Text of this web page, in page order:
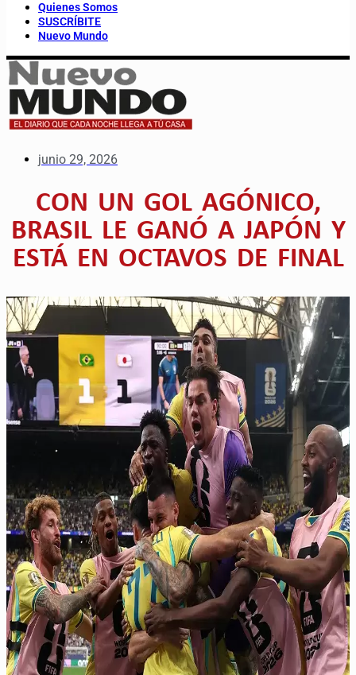
Quienes Somos
SUSCRÍBITE
Nuevo Mundo
junio 29, 2026
CON UN GOL AGÓNICO,
BRASIL LE GANÓ A JAPÓN Y
ESTÁ EN OCTAVOS DE FINAL